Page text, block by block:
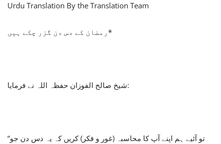
Urdu Translation By the Translation Team
رمضان کے دس دن گزر چکے ہیں*
شیخ صالح الفوزان حفظہ اللہ نے فرمایا:
“تو آئیے ہم اپنے آپ کا محاسبہ (غور و فکر) کریں کہ یہ دس دن جو